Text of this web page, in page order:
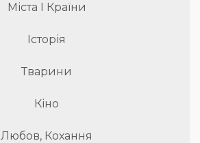
Міста І Країни
Історія
Тварини
Кіно
Любов, Кохання